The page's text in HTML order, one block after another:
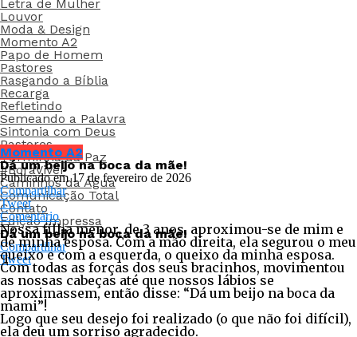
Letra de Mulher
Louvor
Moda & Design
Momento A2
Papo de Homem
Pastores
Rasgando a Bíblia
Recarga
Refletindo
Semeando a Palavra
Sintonia com Deus
Pastores
Turminha da Paz
#BoraViver
Caminhos da Água
Comunicação Total
Contato
Edição Impressa
Dá um beijo na boca da mãe!
Compartilhar
Tweet
Momento A2
Dá um beijo na boca da mãe!
Publicado em 17 de fevereiro de 2026
Compartilhar
Tweet
Comentário
Nossa filha menor, de 3 anos, aproximou-se de mim e
de minha esposa. Com a mão direita, ela segurou o meu
queixo e com a esquerda, o queixo da minha esposa.
Com todas as forças dos seus bracinhos, movimentou
as nossas cabeças até que nossos lábios se
aproximassem, então disse: “Dá um beijo na boca da
mami”!
Logo que seu desejo foi realizado (o que não foi difícil),
ela deu um sorriso agradecido.